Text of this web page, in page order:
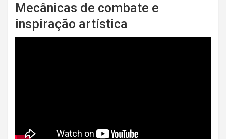
Mecânicas de combate e
inspiração artística